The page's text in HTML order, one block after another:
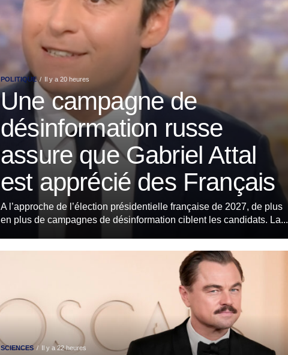
POLITIQUE Il y a 20 heures
Une campagne de
désinformation russe
assure que Gabriel Attal
est apprécié des Français
A l’approche de l’élection présidentielle française de 2027, de plus
en plus de campagnes de désinformation ciblent les candidats. La...
SCIENCES Il y a 22 heures